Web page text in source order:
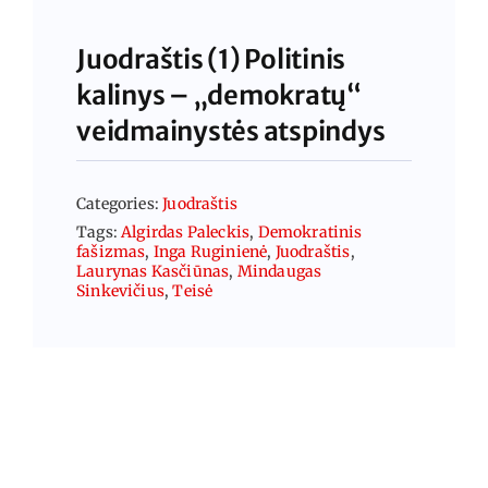
Juodraštis (1) Politinis
kalinys – „demokratų“
veidmainystės atspindys
Categories:Juodraštis
Tags:Algirdas Paleckis, Demokratinis
fašizmas, Inga Ruginienė, Juodraštis,
Laurynas Kasčiūnas, Mindaugas
Sinkevičius,Teisė